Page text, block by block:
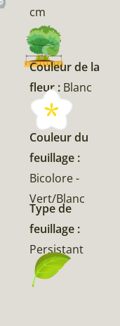
cm
Couleur de la
fleur : Blanc
Couleur du
feuillage :
Bicolore -
Vert/Blanc
Type de
feuillage :
Persistant